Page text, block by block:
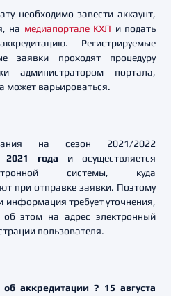
необходимо завести аккаунт,
на медиапортале КХЛ и подать
Регистрируемые
заявки проходят процедуру
администратором портала,
может варьироваться.
на сезон 2021/2022
года и осуществляется
системы, куда
при отправке заявки. Поэтому
информация требует уточнения,
об этом на адрес электронный
пользователя.
аккредитации ? 15 августа